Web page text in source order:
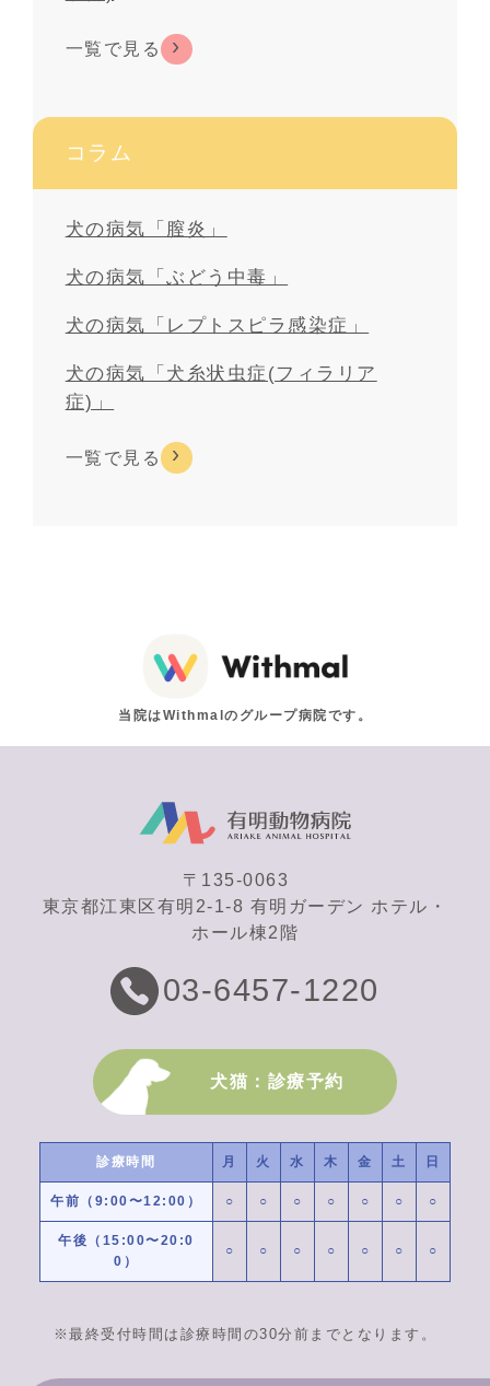
一覧で見る
コラム
犬の病気「膣炎」
犬の病気「ぶどう中毒」
犬の病気「レプトスピラ感染症」
犬の病気「犬糸状虫症(フィラリア
症)」
一覧で見る
当院はWithmalのグループ病院です。
〒135-0063
東京都江東区有明2-1-8 有明ガーデン ホテル・
ホール棟2階
03-6457-1220
犬猫：診療予約
診療時間 月 火 水 木 金 土 日
午前（9:00〜12:00） ○ ○ ○ ○ ○ ○ ○
午後（15:00〜20:0
0）
○ ○ ○ ○ ○ ○ ○
※最終受付時間は診療時間の30分前までとなります。